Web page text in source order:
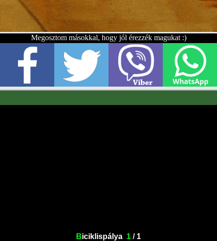
Biciklispálya 1 / 1
Megosztom másokkal, hogy jól érezzék magukat :)